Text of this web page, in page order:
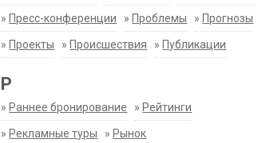
» Пресс-конференции » Проблемы » Прогнозы
» Проекты » Происшествия » Публикации
Р
» Раннее бронирование » Рейтинги
» Рекламные туры » Рынок